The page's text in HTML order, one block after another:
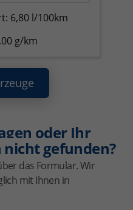
6,80 l/100km
g/km
oder Ihr
gefunden?
das Formular. Wir
mit Ihnen in